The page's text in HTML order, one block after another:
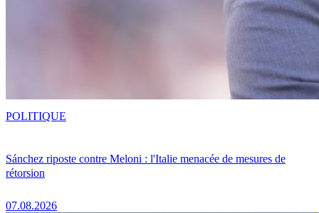
Sánchez riposte contre Meloni : l'Italie menacée de mesures de
rétorsion
07.08.2026
POLITIQUE